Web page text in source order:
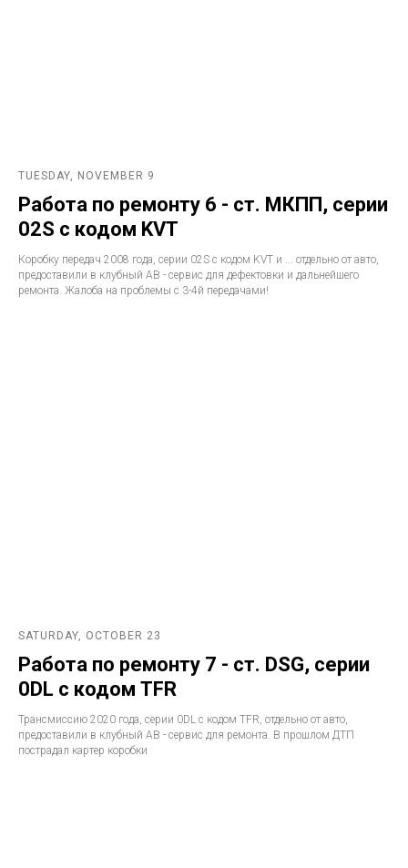
TUESDAY, NOVEMBER 9
Работа по ремонту 6 - ст. МКПП, серии
02S с кодом KVT
Коробку передач 2008 года, серии 02S с кодом KVT и ... отдельно от авто,
предоставили в клубный АВ - сервис для дефектовки и дальнейшего
ремонта. Жалоба на проблемы с 3-4й передачами!
SATURDAY, OCTOBER 23
Работа по ремонту 7 - ст. DSG, серии
0DL с кодом TFR
Трансмиссию 2020 года, серии 0DL с кодом TFR, отдельно от авто,
предоставили в клубный АВ - сервис для ремонта. В прошлом ДТП
пострадал картер коробки